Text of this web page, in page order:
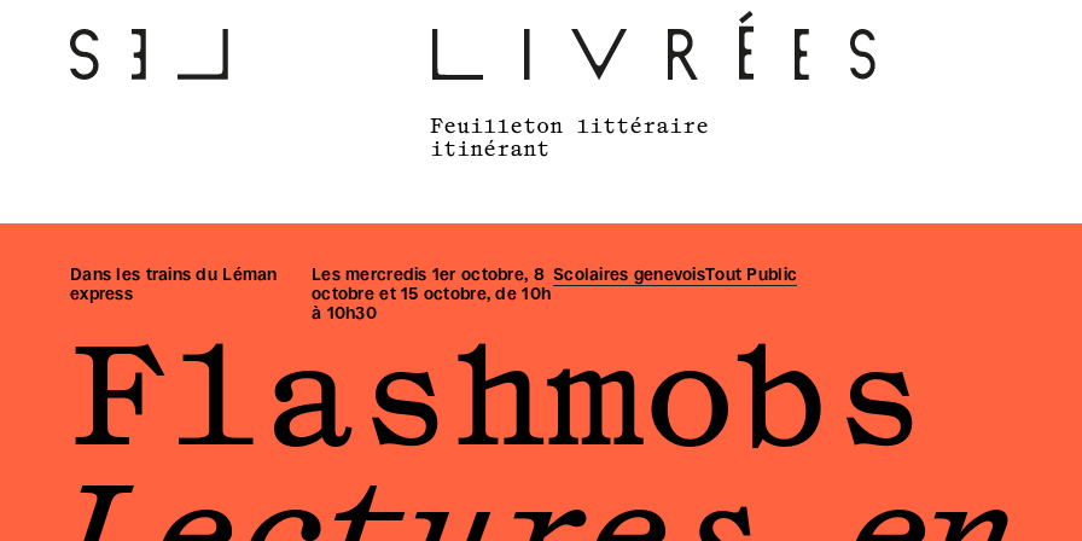
Feuilleton littéraire
itinérant
Dans les trains du Léman
express
Les mercredis 1er octobre, 8
octobre et 15 octobre, de 10h
à 10h30
Scolaires genevoisTout Public
Flashmobs